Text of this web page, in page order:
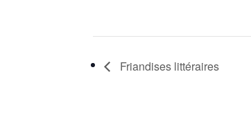
Friandises littéraires